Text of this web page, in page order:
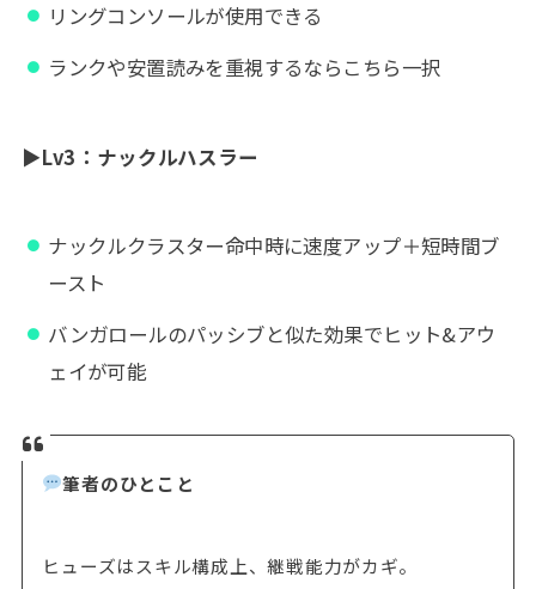
リングコンソールが使用できる
ランクや安置読みを重視するならこちら一択
▶Lv3：ナックルハスラー
ナックルクラスター命中時に速度アップ＋短時間ブ
ースト
バンガロールのパッシブと似た効果でヒット&アウ
ェイが可能
筆者のひとこと
ヒューズはスキル構成上、継戦能力がカギ。